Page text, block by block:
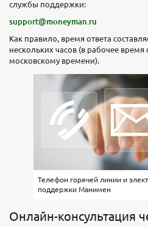
службы поддержки:
support@moneyman.ru
Как правило, время ответа
нескольких часов (в рабочее время
московскому времени).
Телефон горячей линии и
поддержки Манимен
Онлайн-консультация